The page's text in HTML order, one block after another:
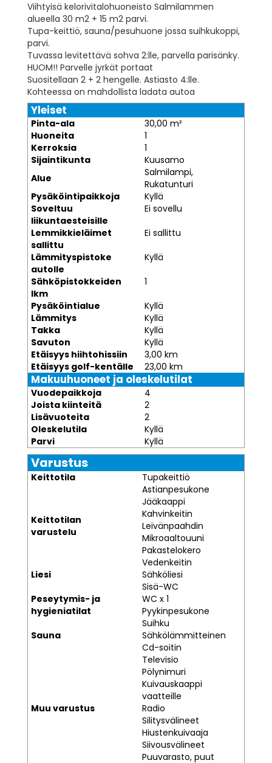
Viihtyisä kelorivitalohuoneisto Salmilammen
alueella 30 m2 + 15 m2 parvi.
Tupa-keittiö, sauna/pesuhuone jossa suihkukoppi,
parvi.
Tuvassa levitettävä sohva 2:lle, parvella parisänky.
HUOM!! Parvelle jyrkät portaat
Suositellaan 2 + 2 hengelle. Astiasto 4:lle.
Kohteessa on mahdollista ladata autoa
Yleiset
Pinta-ala
30,00 m²
Huoneita
1
Kerroksia
1
Sijaintikunta
Kuusamo
Alue
Salmilampi,
Rukatunturi
Pysäköintipaikkoja
Kyllä
Soveltuu
liikuntaesteisille
Ei sovellu
Lemmikkieläimet
sallittu
Ei sallittu
Lämmityspistoke
autolle
Kyllä
Sähköpistokkeiden
lkm
1
Pysäköintialue
Kyllä
Lämmitys
Kyllä
Takka
Kyllä
Savuton
Kyllä
Etäisyys hiihtohissiin
3,00 km
Etäisyys golf-kentälle
23,00 km
Makuuhuoneet ja oleskelutilat
Vuodepaikkoja
4
Joista kiinteitä
2
Lisävuoteita
2
Oleskelutila
Kyllä
Parvi
Kyllä
Varustus
Keittotila Tupakeittiö
Keittotilan
varustelu
Astianpesukone
Jääkaappi
Kahvinkeitin
Leivänpaahdin
Mikroaaltouuni
Pakastelokero
Vedenkeitin
Liesi
Sähköliesi
Peseytymis- ja
hygieniatilat
Sisä-WC
WC x 1
Pyykinpesukone
Suihku
Sauna
Sähkölämmitteinen
Muu varustus
Cd-soitin
Televisio
Pölynimuri
Kuivauskaappi
vaatteille
Radio
Silitysvälineet
Hiustenkuivaaja
Siivousvälineet
Puuvarasto, puut